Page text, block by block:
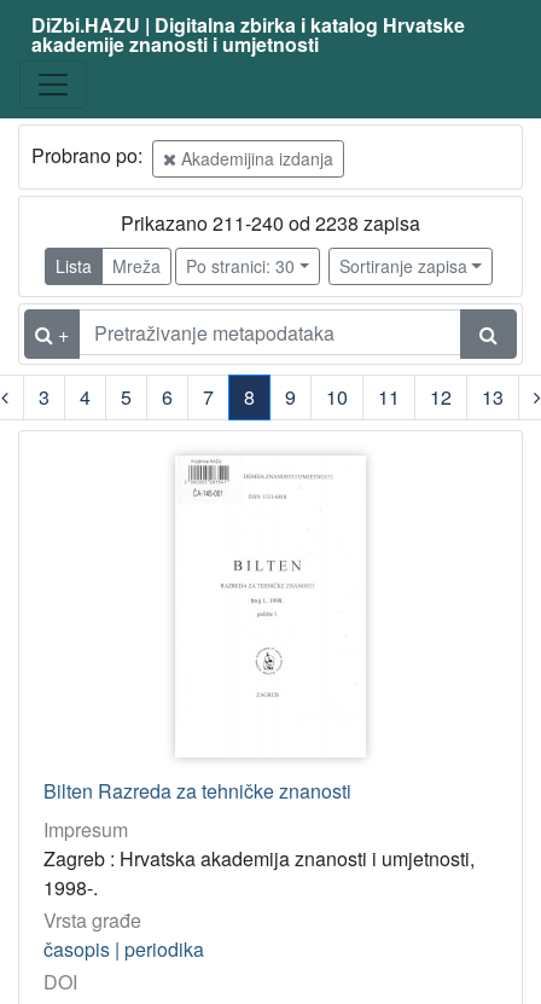
DiZbi.HAZU | Digitalna zbirka i katalog Hrvatske
akademije znanosti i umjetnosti
Probrano po: Akademijina izdanja
Prikazano 211-240 od 2238 zapisa
Lista Mreža Po stranici: 30 Sortiranje zapisa
+
3 4 5 6 7
8
(current)
9 10 11 12 13
Bilten Razreda za tehničke znanosti
Impresum
Zagreb : Hrvatska akademija znanosti i umjetnosti,
1998-.
Vrsta građe
časopis | periodika
DOI